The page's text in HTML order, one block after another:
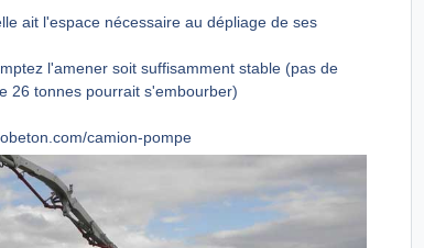
ait l'espace nécessaire au dépliage de ses
l'amener soit suffisamment stable (pas de
26 tonnes pourrait s'embourber)
camion-pompe